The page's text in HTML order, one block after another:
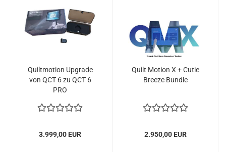
Quiltmotion Upgrade
von QCT 6 zu QCT 6
PRO
3.999,00 EUR
Quilt Motion X + Cutie
Breeze Bundle
2.950,00 EUR